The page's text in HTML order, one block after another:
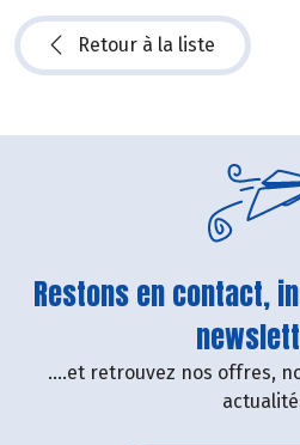
Retour à la liste
Restons en contact,
....et retrouvez nos offres,